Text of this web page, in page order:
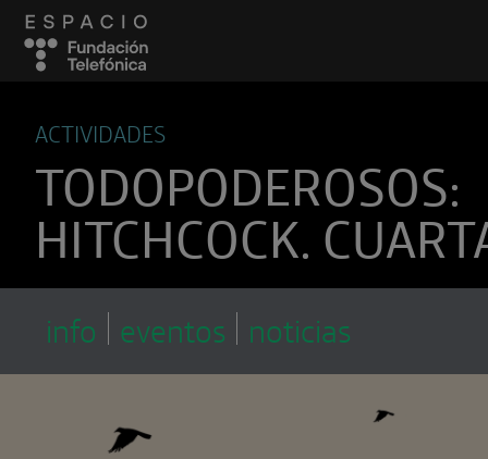
ACTIVIDADES
TODOPODEROSOS:
HITCHCOCK.
info eventos noticias